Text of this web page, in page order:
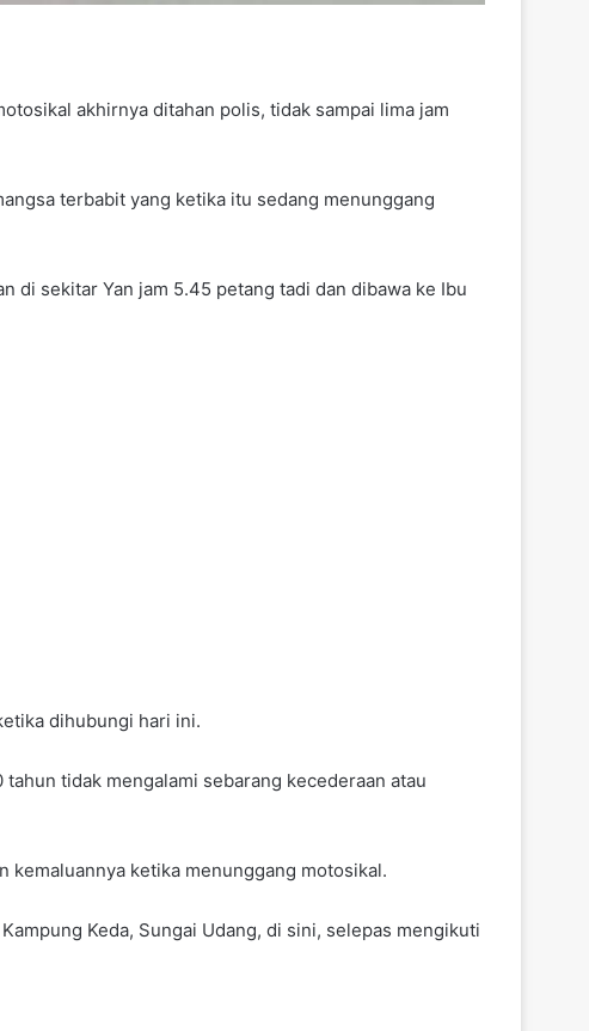
akhirnya ditahan polis, tidak sampai lima jam
terbabit yang ketika itu sedang menunggang
di sekitar Yan jam 5.45 petang tadi dan dibawa ke Ibu
dihubungi hari ini.
tidak mengalami sebarang kecederaan atau
kemaluannya ketika menunggang motosikal.
Keda, Sungai Udang, di sini, selepas mengikuti